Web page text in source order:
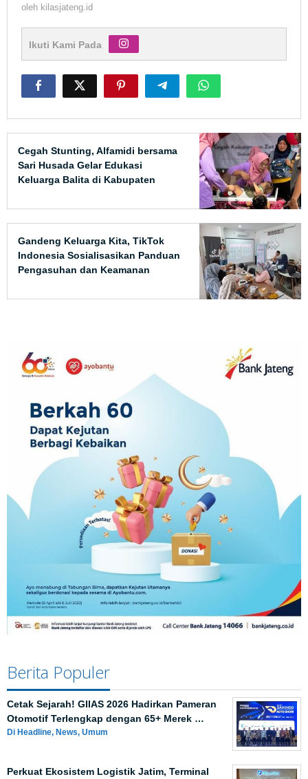
oleh kilasjateng.id
Ikuti Kami Pada
Cegah Stunting, Alfamidi bersama
Sari Husada Gelar Edukasi
Keluarga Balita di Kabupaten
Gandeng Keluarga Kita, TikTok
Indonesia Sosialisasikan Panduan
Pengasuhan dan Keamanan
Berita Populer
Cetak Sejarah! GIIAS 2026 Hadirkan Pameran
Otomotif Terlengkap dengan 65+ Merek …
Di Headline, News, Umum
Perkuat Ekosistem Logistik Jatim, Terminal